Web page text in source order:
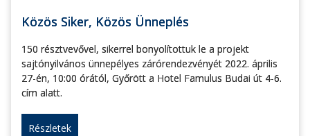
Közös Siker, Közös Ünneplés
150 résztvevővel, sikerrel bonyolítottuk le a projekt
sajtónyilvános ünnepélyes zárórendezvényét 2022. április
27-én, 10:00 órától, Győrött a Hotel Famulus Budai út 4-6.
cím alatt.
Részletek